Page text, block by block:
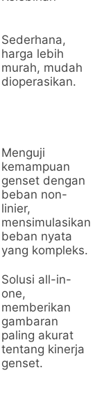
Sederhana,
harga lebih
murah, mudah
dioperasikan.
Menguji
kemampuan
genset dengan
beban non-
linier,
mensimulasikan
beban nyata
yang kompleks.
Solusi all-in-
one,
memberikan
gambaran
paling akurat
tentang kinerja
genset.